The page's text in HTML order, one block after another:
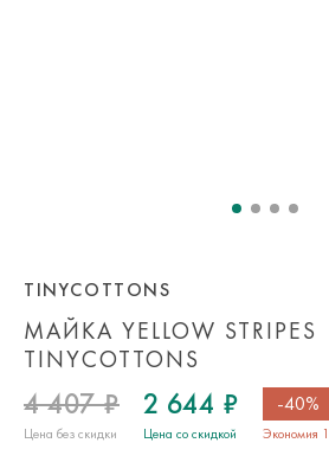
МАЙКА YELLOW STRIPES
TINYCOTTONS
TINYCOTTONS
4 407 ₽
Цена без скидки
2 644 ₽
Цена со скидкой
-40%
Экономия